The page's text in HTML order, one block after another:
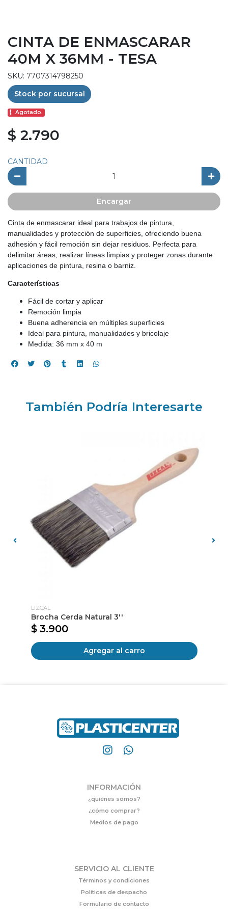
CINTA DE ENMASCARAR
40M X 36MM - TESA
SKU: 7707314798250
Stock por sucursal
Agotado.
$ 2.790
CANTIDAD
Encargar
Cinta de enmascarar ideal para trabajos de pintura,
manualidades y protección de superficies, ofreciendo buena
adhesión y fácil remoción sin dejar residuos. Perfecta para
delimitar áreas, realizar líneas limpias y proteger zonas durante
aplicaciones de pintura, resina o barniz.
Características
Fácil de cortar y aplicar
Remoción limpia
Buena adherencia en múltiples superficies
Ideal para pintura, manualidades y bricolaje
Medida: 36 mm x 40 m
También Podría Interesarte
LIZCAL
Brocha Cerda Natural 3''
$ 3.900
Agregar al carro
INFORMACIÓN
¿quiénes somos?
¿cómo comprar?
Medios de pago
SERVICIO AL CLIENTE
Términos y condiciones
Políticas de despacho
Formulario de contacto